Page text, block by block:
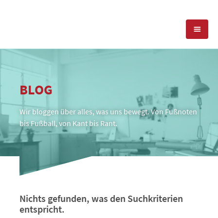
SOCIAL MEDIA
POSITIONIERUNG
REFERENZEN
TEAM
PRESSESERVICE
BLOG
BLOG
Wir bloggen über alles, was uns bewegt. Von Fußnoten
bis Fußball, von Kant bis Rant.
Nichts gefunden, was den Suchkriterien
entspricht.